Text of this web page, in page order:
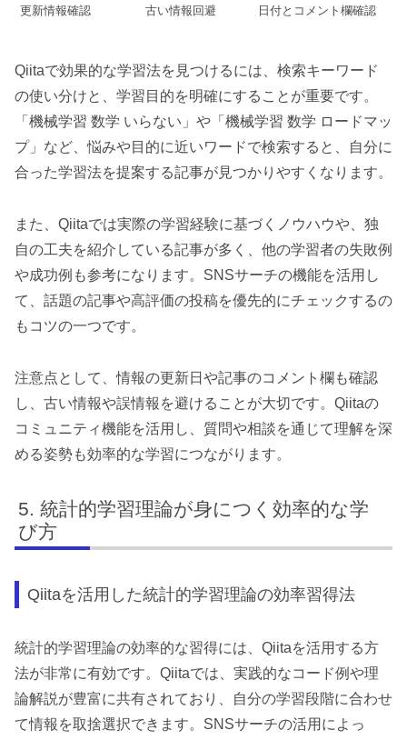
更新情報確認 古い情報回避 日付とコメント欄確認
Qiitaで効果的な学習法を見つけるには、検索キーワード
の使い分けと、学習目的を明確にすることが重要です。
「機械学習 数学 いらない」や「機械学習 数学 ロードマッ
プ」など、悩みや目的に近いワードで検索すると、自分に
合った学習法を提案する記事が見つかりやすくなります。
また、Qiitaでは実際の学習経験に基づくノウハウや、独
自の工夫を紹介している記事が多く、他の学習者の失敗例
や成功例も参考になります。SNSサーチの機能を活用し
て、話題の記事や高評価の投稿を優先的にチェックするの
もコツの一つです。
注意点として、情報の更新日や記事のコメント欄も確認
し、古い情報や誤情報を避けることが大切です。Qiitaの
コミュニティ機能を活用し、質問や相談を通じて理解を深
める姿勢も効率的な学習につながります。
統計的学習理論が身につく効率的な学
び方
Qiitaを活用した統計的学習理論の効率習得法
統計的学習理論の効率的な習得には、Qiitaを活用する方
法が非常に有効です。Qiitaでは、実践的なコード例や理
論解説が豊富に共有されており、自分の学習段階に合わせ
て情報を取捨選択できます。SNSサーチの活用によっ